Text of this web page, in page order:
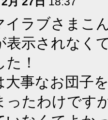
イラブさまこ
表示されなく
！
大事なお団子
ったわけです